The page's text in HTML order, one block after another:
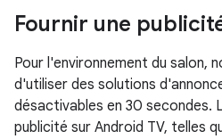
Fournir une
Pour l'environnement du salon,
d'utiliser des solutions
désactivables en 30 secondes.
publicité sur Android TV, telles